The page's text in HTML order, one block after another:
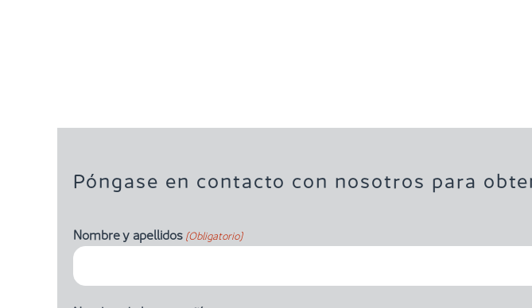
Póngase en contacto con nosotros para
Nombre y apellidos(Obligatorio)